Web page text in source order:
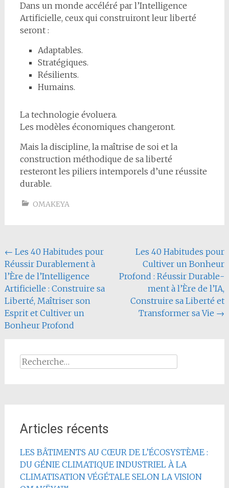
Dans un monde accéléré par l’Intelligence
Artificielle, ceux qui construiront leur liberté
seront :
Adaptables.
Stratégiques.
Résilients.
Humains.
La technologie évoluera.
Les modèles économiques changeront.
Mais la discipline, la maîtrise de soi et la
construction méthodique de sa liberté
resteront les piliers intemporels d’une réussite
durable.
OMAKEYA
Navigation
de
l'article
← Les 40 Habitudes pour
Réussir Durable­ment à
l’Ère de l’Intelligence
Artificielle : Construire sa
Liberté, Maîtriser son
Esprit et Cultiver un
Bonheur Profond
Les 40 Habitudes pour
Cultiver un Bonheur
Profond : Réussir Durable­
ment à l’Ère de l’IA,
Construire sa Liberté et
Transformer sa Vie →
Rechercher :
Articles récents
LES BÂTIMENTS AU CŒUR DE L’ÉCOSYSTÈME :
DU GÉNIE CLIMATIQUE INDUSTRIEL À LA
CLIMATISATION VÉGÉTALE SELON LA VISION